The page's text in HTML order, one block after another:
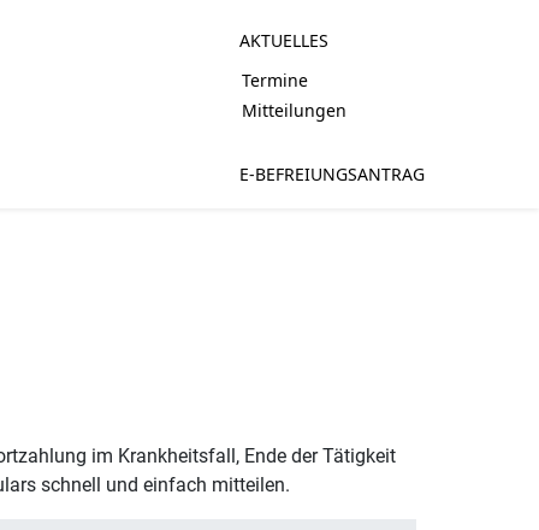
AKTUELLES
Termine
Mitteilungen
E-BEFREIUNGSANTRAG
im Krankheitsfall, Ende der Tätigkeit
schnell und einfach mitteilen.